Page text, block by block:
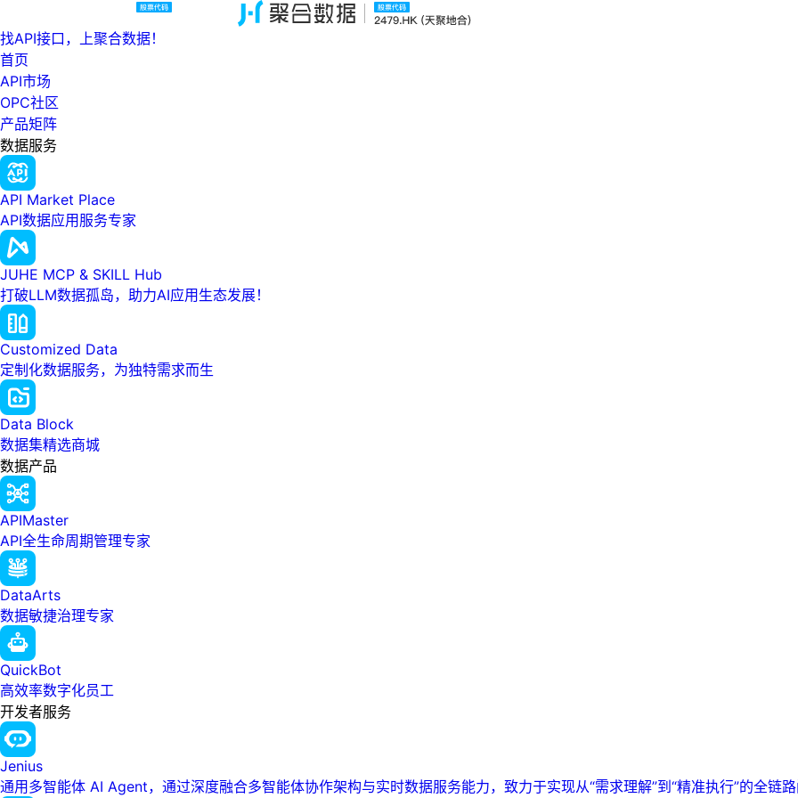
找API接口，上聚合数据！
首页
API市场
OPC社区
产品矩阵
数据服务
API Market Place
API数据应用服务专家
JUHE MCP & SKILL Hub
打破LLM数据孤岛，助力AI应用生态发展！
Customized Data
定制化数据服务，为独特需求而生
Data Block
数据集精选商城
数据产品
APIMaster
API全生命周期管理专家
DataArts
数据敏捷治理专家
QuickBot
高效率数字化员工
开发者服务
Jenius
通用多智能体 AI Agent，通过深度融合多智能体协作架构与实时数据服务能力，致力于实现从“需求理解”到“精准执行”的全链